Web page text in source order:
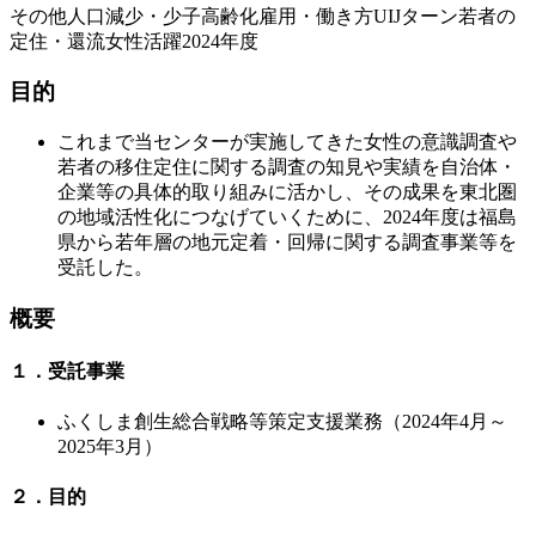
その他人口減少・少子高齢化雇用・働き方UIJターン若者の
定住・還流女性活躍2024年度
目的
これまで当センターが実施してきた女性の意識調査や
若者の移住定住に関する調査の知見や実績を自治体・
企業等の具体的取り組みに活かし、その成果を東北圏
の地域活性化につなげていくために、2024年度は福島
県から若年層の地元定着・回帰に関する調査事業等を
受託した。
概要
１．受託事業
ふくしま創生総合戦略等策定支援業務（2024年4月～
2025年3月）
２．目的